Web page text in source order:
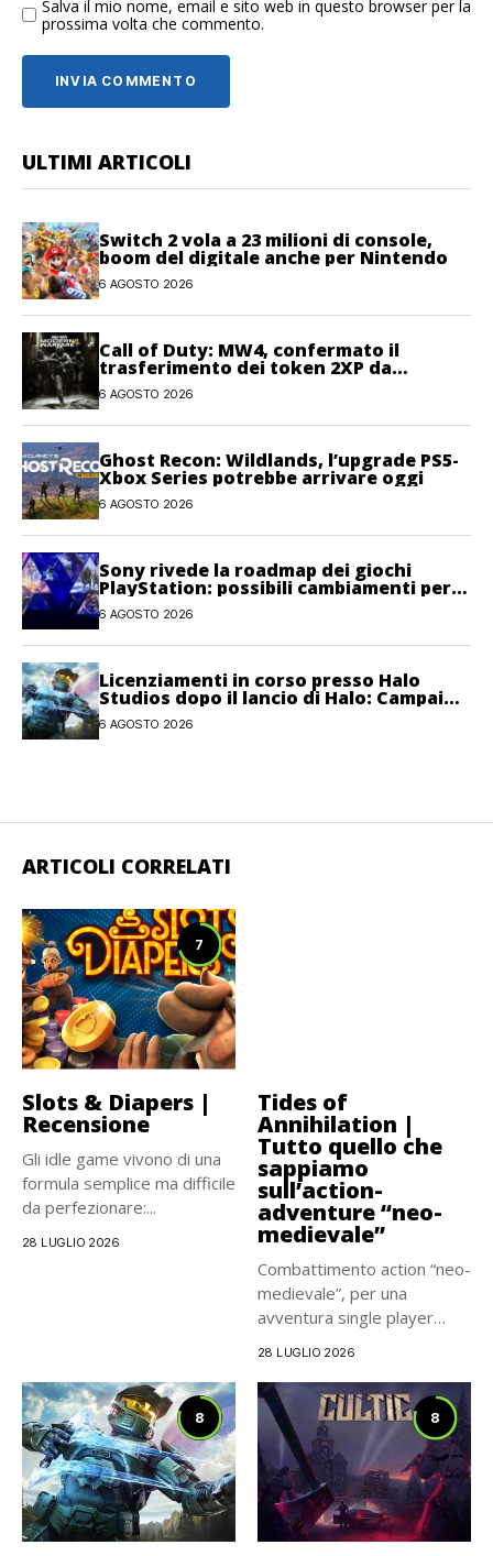
Salva il mio nome, email e sito web in questo browser per la
prossima volta che commento.
ULTIMI ARTICOLI
Switch 2 vola a 23 milioni di console,
boom del digitale anche per Nintendo
6 AGOSTO 2026
Call of Duty: MW4, confermato il
trasferimento dei token 2XP da
Warzone e Black Ops 7
6 AGOSTO 2026
Ghost Recon: Wildlands, l’upgrade PS5-
Xbox Series potrebbe arrivare oggi
6 AGOSTO 2026
Sony rivede la roadmap dei giochi
PlayStation: possibili cambiamenti per
l’anno fiscale 2026
6 AGOSTO 2026
Licenziamenti in corso presso Halo
Studios dopo il lancio di Halo: Campaign
Evolved
6 AGOSTO 2026
ARTICOLI CORRELATI
7
Slots & Diapers |
Recensione
Gli idle game vivono di una
formula semplice ma difficile
da perfezionare:...
28 LUGLIO 2026
Tides of
Annihilation |
Tutto quello che
sappiamo
sull’action-
adventure “neo-
medievale”
Combattimento action “neo-
medievale”, per una
avventura single player
28 LUGLIO 2026
8 8